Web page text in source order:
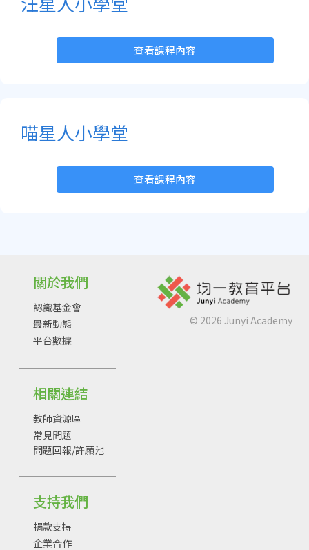
查看課程內容
喵星人小學堂
查看課程內容
關於我們
認識基金會
最新動態
平台數據
相關連結
教師資源區
常見問題
問題回報/許願池
支持我們
捐款支持
企業合作
© 2026 Junyi Academy